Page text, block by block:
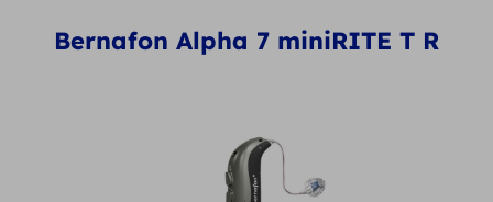
Bernafon Alpha 7 miniRITE T R